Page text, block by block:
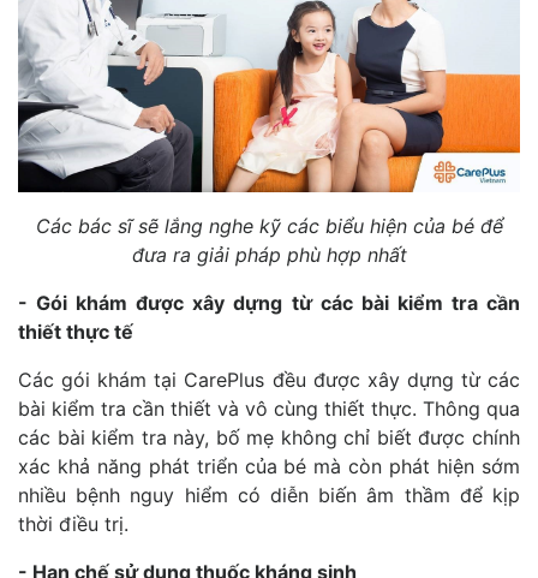
Các bác sĩ sẽ lắng nghe kỹ các biểu hiện của bé để
đưa ra giải pháp phù hợp nhất
- Gói khám được xây dựng từ các bài kiểm tra cần
thiết thực tế
Các gói khám tại CarePlus đều được xây dựng từ các
bài kiểm tra cần thiết và vô cùng thiết thực. Thông qua
các bài kiểm tra này, bố mẹ không chỉ biết được chính
xác khả năng phát triển của bé mà còn phát hiện sớm
nhiều bệnh nguy hiểm có diễn biến âm thầm để kịp
thời điều trị.
- Hạn chế sử dụng thuốc kháng sinh